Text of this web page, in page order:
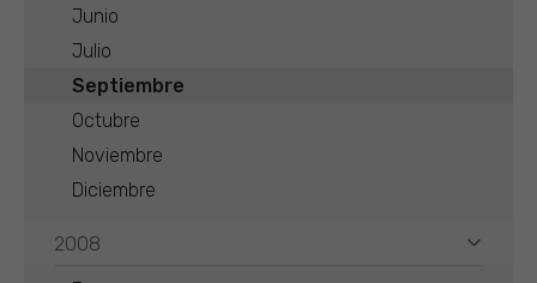
Junio
Julio
Septiembre
Octubre
Noviembre
Diciembre
2008